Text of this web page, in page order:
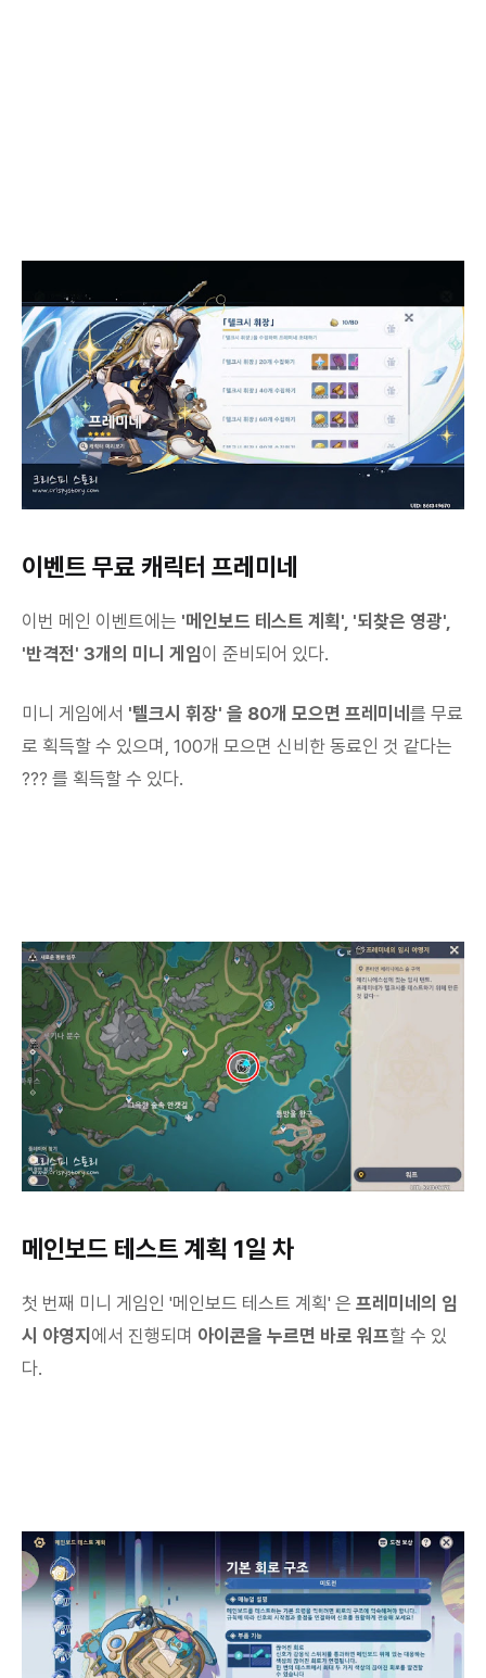
이벤트 무료 캐릭터 프레미네
이번 메인 이벤트에는 '메인보드 테스트 계획', '되찾은 영광',
'반격전' 3개의 미니 게임이 준비되어 있다.
미니 게임에서 '텔크시 휘장' 을 80개 모으면 프레미네 를 무료
로 획득할 수 있으며, 100개 모으면 신비한 동료인 것 같다는
??? 를 획득할 수 있다.
메인보드 테스트 계획 1일 차
첫 번째 미니 게임인 '메인보드 테스트 계획' 은 프레미네의 임
시 야영지 에서 진행되며 아이콘을 누르면 바로 워프할 수 있
다.